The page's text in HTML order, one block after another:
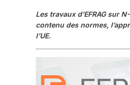
Les travaux d’EFRAG sur
contenu des normes,
l’UE.